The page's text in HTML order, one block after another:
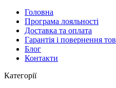
Головна
Програма лояльності
Доставка та оплата
Гарантія і повернення
Блог
Контакти
Категорії